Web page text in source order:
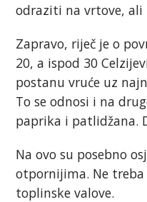
odraziti na vrtove, ali
Zapravo, riječ je o
20, a ispod 30
postanu vruće uz
To se odnosi i na
paprika i patlidžana.
Na ovo su posebno
otpornijima. Ne
toplinske valove.